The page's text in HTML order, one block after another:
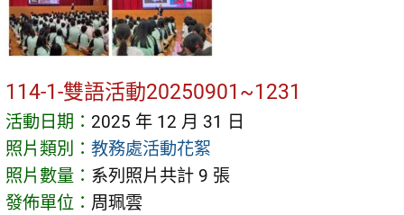
114-1-雙語活動20250901~1231
活動日期： 2025 年 12 月 31 日
照片類別： 教務處活動花絮
照片數量： 系列照片共計 9 張
發佈單位： 周珮雲